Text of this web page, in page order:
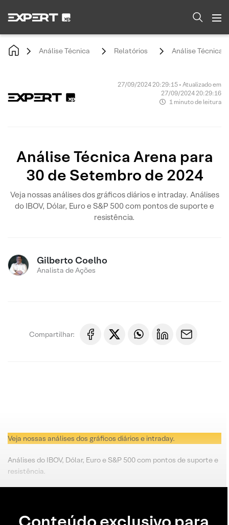
Análise Técnica Relatórios Análise Técnica
27/09/2024 20:29:15 • Atualizado em
27/09/2024 20:29:16
1 minuto de leitura
Análise Técnica Arena para
30 de Setembro de 2024
Veja nossas análises dos gráficos diários e intraday. Análises
do IBOV, Dólar, Euro e S&P 500 com pontos de suporte e
resistência.
Gilberto Coelho
Analista de Ações
Compartilhar:
Veja nossas análises dos gráficos diários e intraday.
Análises do IBOV, Dólar, Euro e S&P 500 com pontos de suporte e
resistência.